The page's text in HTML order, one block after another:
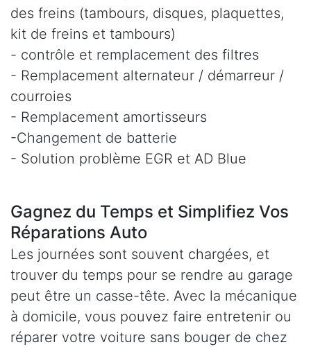
des freins (tambours, disques, plaquettes,
kit de freins et tambours)
- contrôle et remplacement des filtres
- Remplacement alternateur / démarreur /
courroies
- Remplacement amortisseurs
-Changement de batterie
- Solution problème EGR et AD Blue
Gagnez du Temps et Simplifiez Vos
Réparations Auto
Les journées sont souvent chargées, et
trouver du temps pour se rendre au garage
peut être un casse-tête. Avec la mécanique
à domicile, vous pouvez faire entretenir ou
réparer votre voiture sans bouger de chez